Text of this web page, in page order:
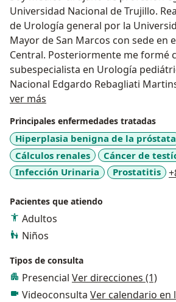
Universidad Nacional de Trujillo.
de Urología general por la
Mayor de San Marcos con sede en
Central. Posteriormente me formé
subespecialista en Urología
Nacional Edgardo Rebagliati
experiencia tanto en cirugía abierta
solución a tus dudas.
Miembro de la Sociedad Peruana de
Miembro de la American Urological
Miembro de la Sociedad
Miembro de la Confederación
(CAU)
ver más
Principales enfermedades tratadas
Hiperplasia benigna de la próstata
Cálculos renales
Cáncer de
Infección Urinaria
Prostatitis
Pacientes que atiendo
Adultos
Niños
Tipos de consulta
Presencial Ver direcciones (1)
Videoconsulta Ver calendario en